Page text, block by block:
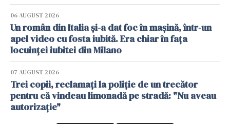
06 AUGUST 2026
Un român din Italia și-a dat foc în mașină, într-un
apel video cu fosta iubită. Era chiar în fața
locuinței iubitei din Milano
07 AUGUST 2026
Trei copii, reclamați la poliție de un trecător
pentru că vindeau limonadă pe stradă: "Nu aveau
autorizație"